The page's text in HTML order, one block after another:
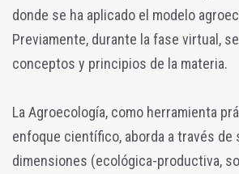
donde se ha aplicado el modelo
Previamente, durante la fase virtual,
conceptos y principios de la materia.
La Agroecología, como herramienta
enfoque científico, aborda a través de
dimensiones (ecológica-productiva,